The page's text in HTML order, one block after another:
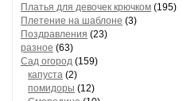
Платья для девочек крючком (195)
Плетение на шаблоне (3)
Поздравления (23)
разное (63)
Сад огород (159)
капуста (2)
помидоры (12)